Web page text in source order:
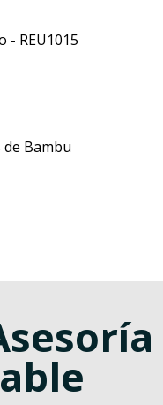
- REU1015
Bambu